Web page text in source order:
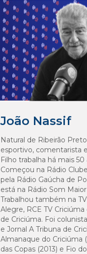
João Nassif
Natural de Ribeirão
esportivo, comentarista
Filho trabalha há mais
Começou na Rádio
pela Rádio Gaúcha de
está na Rádio Som
Trabalhou também na
Alegre, RCE TV Criciúma
de Criciúma. Foi
e Jornal A Tribuna de
Almanaque do Criciúma
das Copas (2013) e Fio